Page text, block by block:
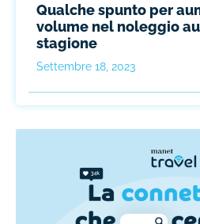
Qualche spunto per
volume nel noleggio
stagione
Settembre 18, 2023